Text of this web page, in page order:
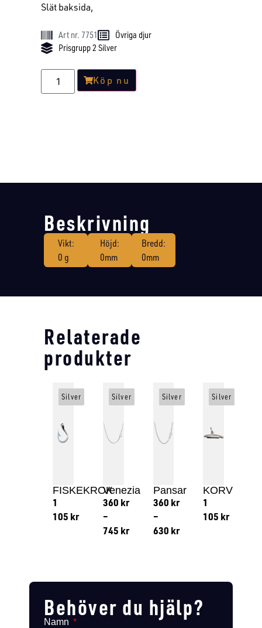
Slät baksida,
Art nr. 7751
Övriga djur
Prisgrupp 2 Silver
Köp nu
Beskrivning
Vikt:
0 g
Höjd:
0mm
Bredd:
0mm
Relaterade
produkter
FISKEKROK
1
105 kr
Silver
Venezia
360 kr
–
745 kr
Silver
Pansar
360 kr
–
630 kr
Silver
KORV
1
105 kr
Silver
Behöver du hjälp?
Namn